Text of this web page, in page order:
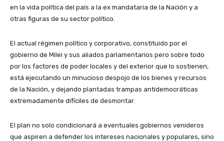
en la vida política del país a la ex mandataria de la Nación y a
otras figuras de su sector político.
El actual régimen político y corporativo, constituido por el
gobierno de Milei y sus aliados parlamentarios pero sobre todo
por los factores de poder locales y del exterior que lo sostienen,
está ejecutando un minucioso despojo de los bienes y recursos
de la Nación, y dejando plantadas trampas antidemocráticas
extremadamente difíciles de desmontar.
El plan no solo condicionará a eventuales gobiernos venideros
que aspiren a defender los intereses nacionales y populares, sino